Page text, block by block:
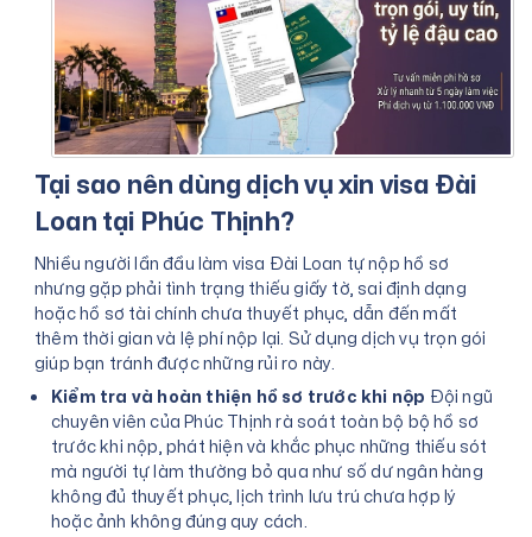
Tại sao nên dùng dịch vụ xin visa Đài
Loan tại Phúc Thịnh?
Nhiều người lần đầu làm visa Đài Loan tự nộp hồ sơ
nhưng gặp phải tình trạng thiếu giấy tờ, sai định dạng
hoặc hồ sơ tài chính chưa thuyết phục, dẫn đến mất
thêm thời gian và lệ phí nộp lại. Sử dụng dịch vụ trọn gói
giúp bạn tránh được những rủi ro này.
Kiểm tra và hoàn thiện hồ sơ trước khi nộp Đội ngũ
chuyên viên của Phúc Thịnh rà soát toàn bộ bộ hồ sơ
trước khi nộp, phát hiện và khắc phục những thiếu sót
mà người tự làm thường bỏ qua như số dư ngân hàng
không đủ thuyết phục, lịch trình lưu trú chưa hợp lý
hoặc ảnh không đúng quy cách.